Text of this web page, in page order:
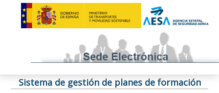
Sistema de gestión de planes de formación